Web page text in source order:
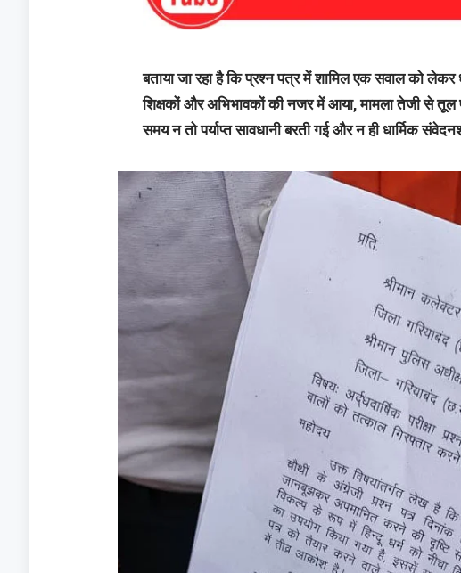
बताया जा रहा है कि प्रश्न पत्र में शामिल एक सवाल को
शिक्षकों और अभिभावकों की नजर में आया, मामला तेजी से
समय न तो पर्याप्त सावधानी बरती गई और न ही धार्मिक